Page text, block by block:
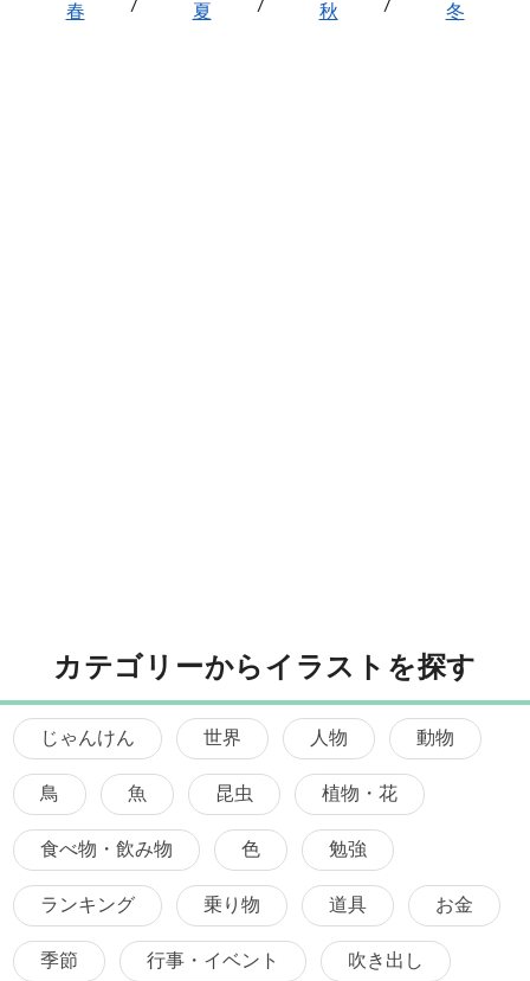
春
夏 秋 冬
カテゴリーからイラストを探す
じゃんけん 世界 人物 動物
鳥 魚 昆虫 植物・花
食べ物・飲み物 色 勉強
ランキング 乗り物 道具 お金
季節 行事・イベント 吹き出し